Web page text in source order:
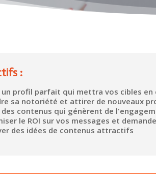
:
un profil parfait qui mettra vos cibles en
sa notoriété et attirer de nouveaux
des contenus qui génèrent de
le ROI sur vos messages et
des idées de contenus attractifs